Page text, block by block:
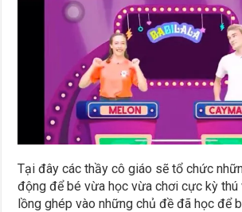
Tại đây các thầy cô giáo sẽ tổ chức
động để bé vừa học vừa chơi cực kỳ thú
lồng ghép vào những chủ đề đã học để